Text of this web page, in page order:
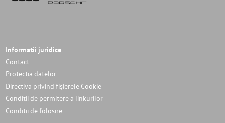
Informatii juridice
Contact
Protectia datelor
Directiva privind fișierele Cookie
Conditii de permitere a linkurilor
Conditii de folosire